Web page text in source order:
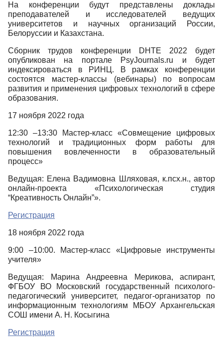
На конференции будут представлены доклады
преподавателей и исследователей ведущих
университетов и научных организаций России,
Белоруссии и Казахстана.
Сборник трудов конференции DHTE 2022 будет
опубликован на портале PsyJournals.ru и будет
индексироваться в РИНЦ. В рамках конференции
состоятся мастер-классы (вебинары) по вопросам
развития и применения цифровых технологий в сфере
образования.
17 ноября 2022 года
12:30 –13:30 Мастер-класс «Совмещение цифровых
технологий и традиционных форм работы для
повышения вовлеченности в образовательный
процесс»
Ведущая: Елена Вадимовна Шляховая, к.псх.н., автор
онлайн-проекта «Психологическая студия
“Креативность Онлайн”».
Регистрация
18 ноября 2022 года
9:00 –10:00. Мастер-класс «Цифровые инструменты
учителя»
Ведущая: Марина Андреевна Мерикова, аспирант,
ФГБОУ ВО Московский государственный психолого-
педагогический университет, педагог-организатор по
информационным технологиям МБОУ Архангельская
СОШ имени А. Н. Косыгина
Регистрация